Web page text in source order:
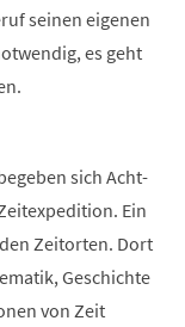
seinen eigenen
es geht
sich Acht-
Ein
Zeitorten. Dort
Geschichte
von Zeit